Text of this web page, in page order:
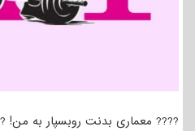
???? معماری بدنت رو‌بسپار به من!